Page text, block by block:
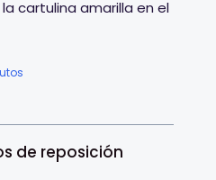
cartulina amarilla en el
de reposición